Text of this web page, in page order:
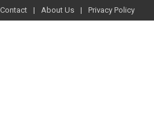
Contact About Us Privacy Policy